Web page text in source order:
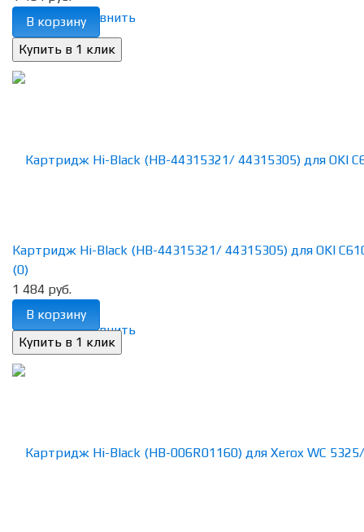
избранное сравнить
В корзину
избранное сравнить
Картридж Hi-Black (HB-44315321/ 44315305) для OKI
(0)
1 484 руб.
В корзину